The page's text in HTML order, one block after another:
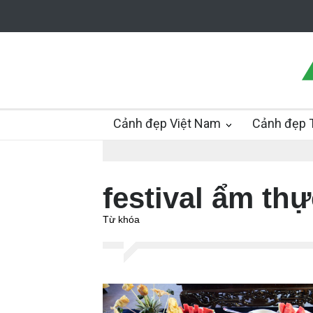
Cảnh đẹp Việt Nam Cảnh đẹp
festival ẩm
Từ khóa